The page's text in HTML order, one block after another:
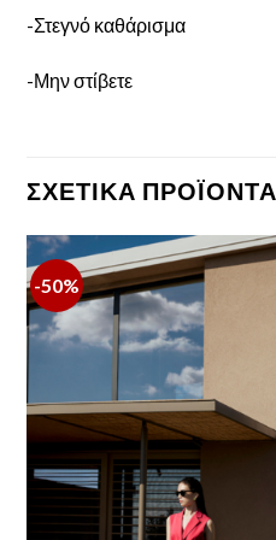
-Στεγνό καθάρισμα
-Μην στίβετε
ΣΧΕΤΙΚΆ ΠΡΟΪΌΝΤΑ
-50%